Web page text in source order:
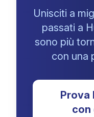
Unisciti a
passati a
sono più
con una
Prova
con